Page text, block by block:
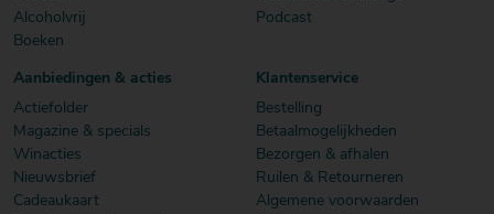
Alcoholvrij
Boeken
Podcast
Aanbiedingen & acties
Actiefolder
Magazine & specials
Winacties
Nieuwsbrief
Cadeaukaart
Klantenservice
Bestelling
Betaalmogelijkheden
Bezorgen & afhalen
Ruilen & Retourneren
Algemene voorwaarden